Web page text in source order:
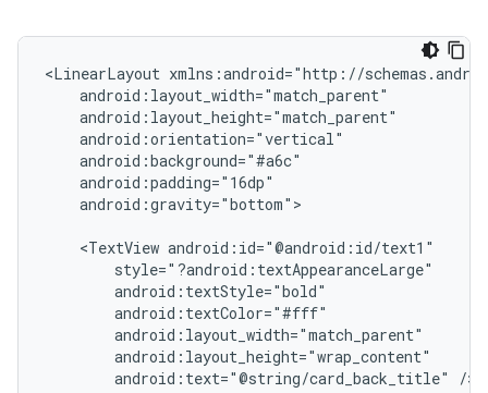
<LinearLayout
android:gravity="bottom">
<TextView
android:text="@string/card_back_title"
/>